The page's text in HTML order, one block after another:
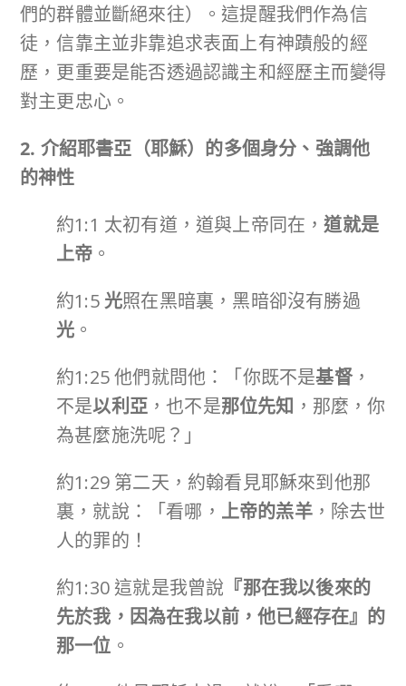
們的群體並斷絕來往）。這提醒我們作為信
徒，信靠主並非靠追求表面上有神蹟般的經
歷，更重要是能否透過認識主和經歷主而變得
對主更忠心。
2. 介紹耶書亞（耶穌）的多個身分、強調他
的神性
約1:1 太初有道，道與上帝同在，道就是
上帝 。
約1:5光照在黑暗裏，黑暗卻沒有勝過
光 。
約1:25 他們就問他：「你既不是基督，
不是以利亞 ，也不是那位先知 ，那麼，你
為甚麼施洗呢？」
約1:29 第二天，約翰看見耶穌來到他那
裏，就說：「看哪， 上帝的羔羊，除去世
人的罪的！
約1:30 這就是我曾說 『那在我以後來的
先於我，因為在我以前，他已經存在』的
那一位 。